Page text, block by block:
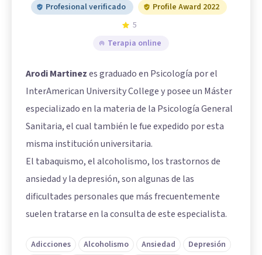
Profesional verificado
Profile Award 2022
5
Terapia online
Arodi Martinezes graduado en Psicología por el
InterAmerican University College y posee un Máster
especializado en la materia de la Psicología General
Sanitaria, el cual también le fue expedido por esta
misma institución universitaria.
El tabaquismo, el alcoholismo, los trastornos de
ansiedad y la depresión, son algunas de las
dificultades personales que más frecuentemente
suelen tratarse en la consulta de este especialista.
Adicciones Alcoholismo Ansiedad
Depresión